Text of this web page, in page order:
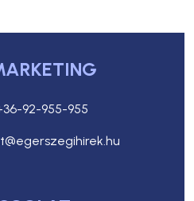
92-955-955